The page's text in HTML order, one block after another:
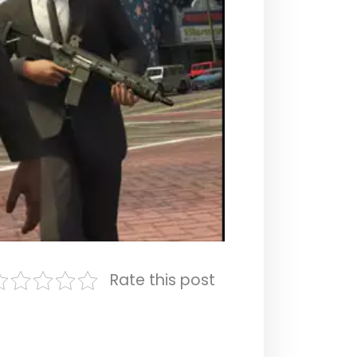
Rate this post